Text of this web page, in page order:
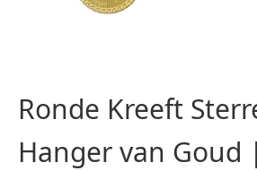
Ronde Kreeft
Hanger van Goud |